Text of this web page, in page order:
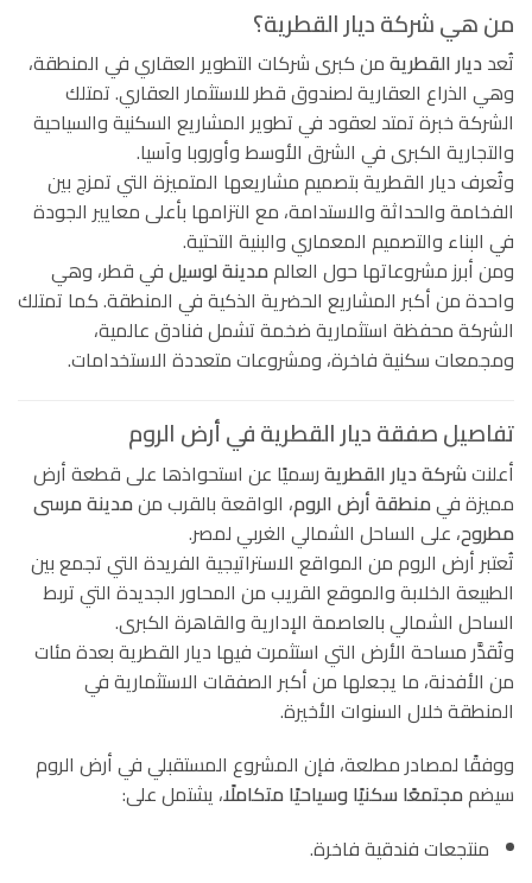
من هي شركة ديار القطرية؟
تُعدديار القطريةمن كبرى شركات التطوير العقاري في المنطقة،
وهي الذراع العقارية لصندوق قطر للاستثمار العقاري. تمتلك
الشركة خبرة تمتد لعقود في تطوير المشاريع السكنية والسياحية
والتجارية الكبرى في الشرق الأوسط وأوروبا وآسيا.
وتُعرف ديار القطرية بتصميم مشاريعها المتميزة التي تمزج بين
الفخامة والحداثة والاستدامة، مع التزامها بأعلى معايير الجودة
في البناء والتصميم المعماري والبنية التحتية.
ومن أبرز مشروعاتها حول العالممدينة لوسيلفي قطر، وهي
واحدة من أكبر المشاريع الحضرية الذكية في المنطقة. كما تمتلك
الشركة محفظة استثمارية ضخمة تشمل فنادق عالمية،
ومجمعات سكنية فاخرة، ومشروعات متعددة الاستخدامات.
تفاصيل صفقة ديار القطرية في أرض الروم
أعلنتشركة ديار القطريةرسميًا عن استحواذها على قطعة أرض
مميزة فيمنطقة أرض الروم، الواقعة بالقرب منمدينة مرسى
مطروح، على الساحل الشمالي الغربي لمصر.
تُعتبر أرض الروم من المواقع الاستراتيجية الفريدة التي تجمع بين
الطبيعة الخلابة والموقع القريب من المحاور الجديدة التي تربط
الساحل الشمالي بالعاصمة الإدارية والقاهرة الكبرى.
وتُقدَّر مساحة الأرض التي استثمرت فيها ديار القطرية بعدة مئات
من الأفدنة، ما يجعلها من أكبر الصفقات الاستثمارية في
المنطقة خلال السنوات الأخيرة.
ووفقًا لمصادر مطلعة، فإن المشروع المستقبلي في أرض الروم
سيضممجتمعًا سكنيًا وسياحيًا متكاملًا، يشتمل على:
منتجعات فندقية فاخرة.